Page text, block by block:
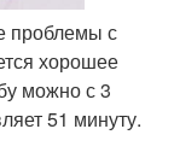
проблемы с
хорошее
можно с 3
51 минуту.